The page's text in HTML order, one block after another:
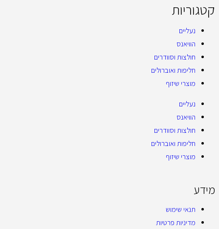
קטגוריות
נעליים
הוויאנס
חולצות וסוודרים
חליפות ואוברולים
מוצרי שיזוף
נעליים
הוויאנס
חולצות וסוודרים
חליפות ואוברולים
מוצרי שיזוף
מידע
תנאי שימוש
מדיניות פרטיות